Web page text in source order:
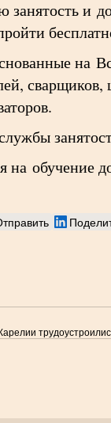
занятость и
на
на обучение